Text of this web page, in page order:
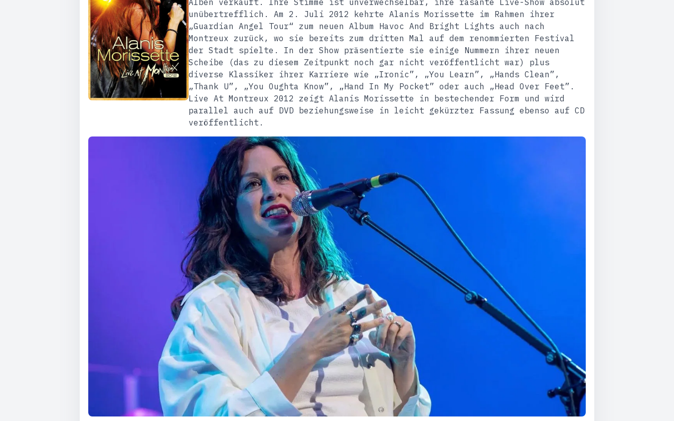
Alben verkauft. Ihre Stimme ist unverwechselbar, ihre rasante Live-Show absolut
unübertrefflich. Am 2. Juli 2012 kehrte Alanis Morissette im Rahmen ihrer
„Guardian Angel Tour“ zum neuen Album Havoc And Bright Lights auch nach
Montreux zurück, wo sie bereits zum dritten Mal auf dem renommierten Festival
der Stadt spielte. In der Show präsentierte sie einige Nummern ihrer neuen
Scheibe (das zu diesem Zeitpunkt noch gar nicht veröffentlicht war) plus
diverse Klassiker ihrer Karriere wie „Ironic”, „You Learn”, „Hands Clean”,
„Thank U”, „You Oughta Know”, „Hand In My Pocket” oder auch „Head Over Feet”.
Live At Montreux 2012 zeigt Alanis Morissette in bestechender Form und wird
parallel auch auf DVD beziehungsweise in leicht gekürzter Fassung ebenso auf CD
veröffentlicht.